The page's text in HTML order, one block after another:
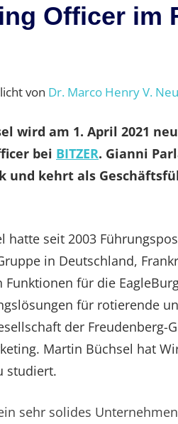
Officer im
von Dr. Marco Henry V.
wird am 1. April 2021
bei BITZER. Gianni
und kehrt als
hatte seit 2003
in Deutschland,
Funktionen für die
für rotierende
der
Martin Büchsel hat
studiert.
sehr solides